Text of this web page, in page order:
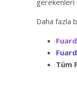
Daha fazla
Tüm